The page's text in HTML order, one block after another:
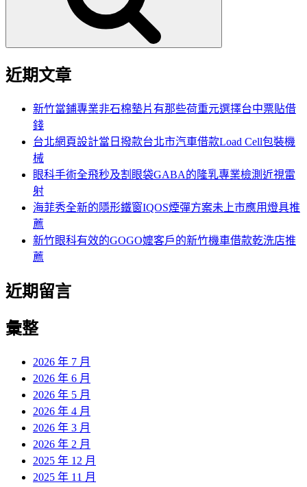
近期文章
新竹當鋪專業非石棉墊片有那些荷重元選擇台中票貼借
錢
台北網頁設計當日撥款台北市汽車借款Load Cell包裝機
械
眼科手術全飛秒及割眼袋GABA的隆乳專業檢測近視雷
射
海菲秀全新的隱形鐵窗IQOS煙彈方案未上市應用燈具推
薦
新竹眼科有效的GOGO嬤客戶的新竹機車借款乾洗店推
薦
近期留言
彙整
2026 年 7 月
2026 年 6 月
2026 年 5 月
2026 年 4 月
2026 年 3 月
2026 年 2 月
2025 年 12 月
2025 年 11 月